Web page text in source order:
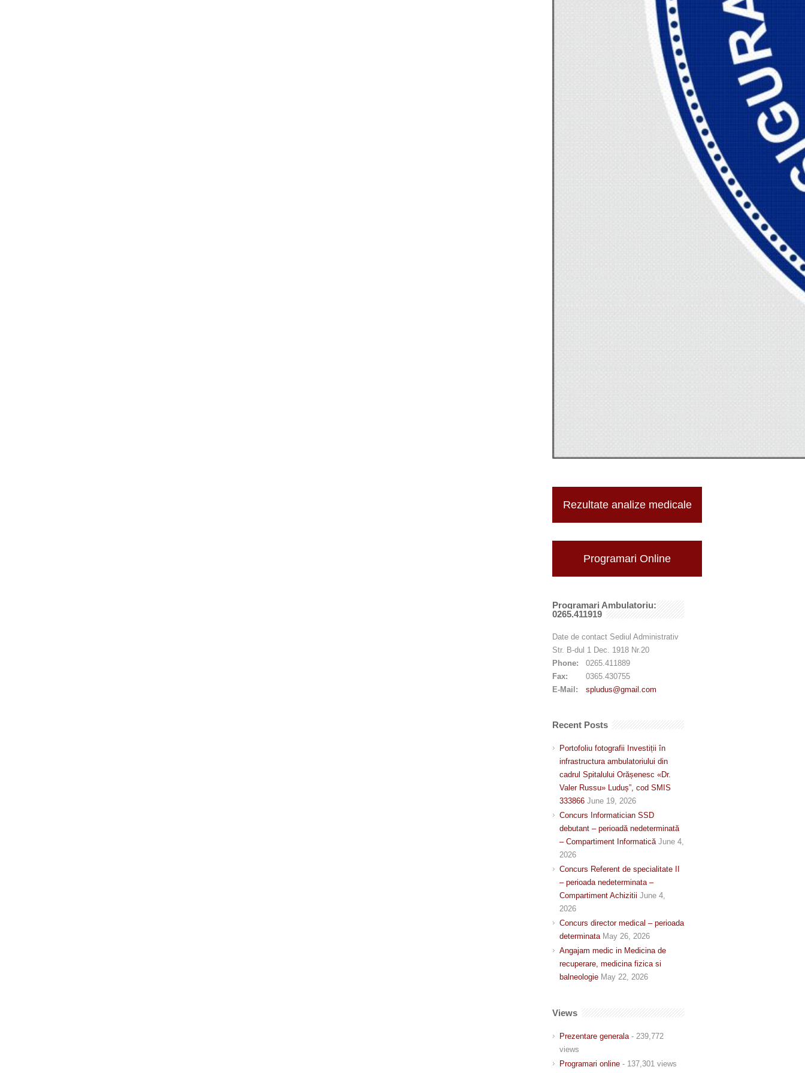
Rezultate analize medicale
Programari Online
Programari Ambulatoriu:
0265.411919
Date de contact Sediul Administrativ
Str. B-dul 1 Dec. 1918 Nr.20
Phone:
0265.411889
Fax:
0365.430755
E-Mail:
spludus@gmail.com
Recent Posts
Portofoliu fotografii Investiții în
infrastructura ambulatoriului din
cadrul Spitalului Orășenesc «Dr.
Valer Russu» Luduș”, cod SMIS
333866 June 19, 2026
Concurs Informatician SSD
debutant – perioadă nedeterminată
– Compartiment Informatică June 4,
2026
Concurs Referent de specialitate II
– perioada nedeterminata –
Compartiment Achizitii June 4,
2026
Concurs director medical – perioada
determinata May 26, 2026
Angajam medic in Medicina de
recuperare, medicina fizica si
balneologie May 22, 2026
Views
Prezentare generala- 239,772
views
Programari online - 137,301 views